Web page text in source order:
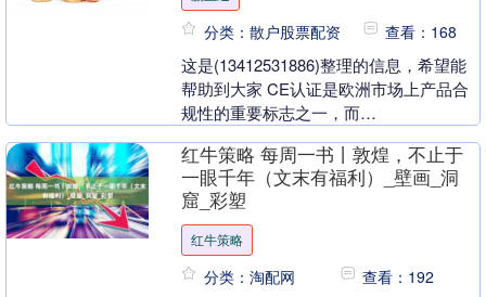
分类：散户股票配资 查看：168
这是(13412531886)整理的信息，希望能
帮助到大家 CE认证是欧洲市场上产品合
规性的重要标志之一，而
CPR（ConstructionProductsRe....
红牛策略 每周一书丨敦煌，不止于
一眼千年（文末有福利）_壁画_洞
窟_彩塑
红牛策略
分类：淘配网 查看：192